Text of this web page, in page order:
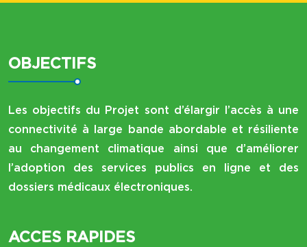
OBJECTIFS
Les objectifs du Projet sont d’élargir l’accès à une
connectivité à large bande abordable et résiliente
au changement climatique ainsi que d’améliorer
l’adoption des services publics en ligne et des
dossiers médicaux électroniques.
ACCES RAPIDES